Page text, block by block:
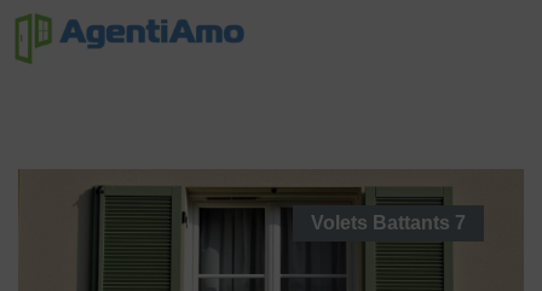
Volets Battants 7